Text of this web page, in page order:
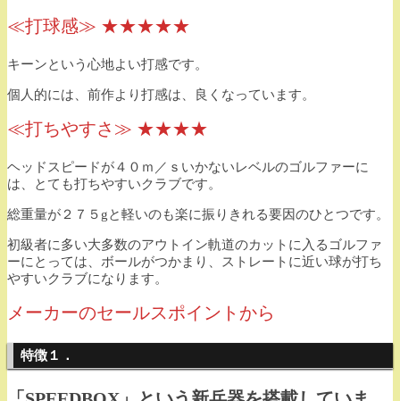
≪打球感≫ ★★★★★
キーンという心地よい打感です。
個人的には、前作より打感は、良くなっています。
≪打ちやすさ≫ ★★★★
ヘッドスピードが４０ｍ／ｓいかないレベルのゴルファーに
は、とても打ちやすいクラブです。
総重量が２７５gと軽いのも楽に振りきれる要因のひとつです。
初級者に多い大多数のアウトイン軌道のカットに入るゴルファ
ーにとっては、ボールがつかまり、ストレートに近い球が打ち
やすいクラブになります。
メーカーのセールスポイントから
特徴１．